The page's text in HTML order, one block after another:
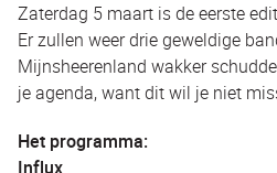
Zaterdag 5 maart is de eerste
Er zullen weer drie geweldige
Mijnsheerenland wakker
je agenda, want dit wil je niet
Het programma:
Influx